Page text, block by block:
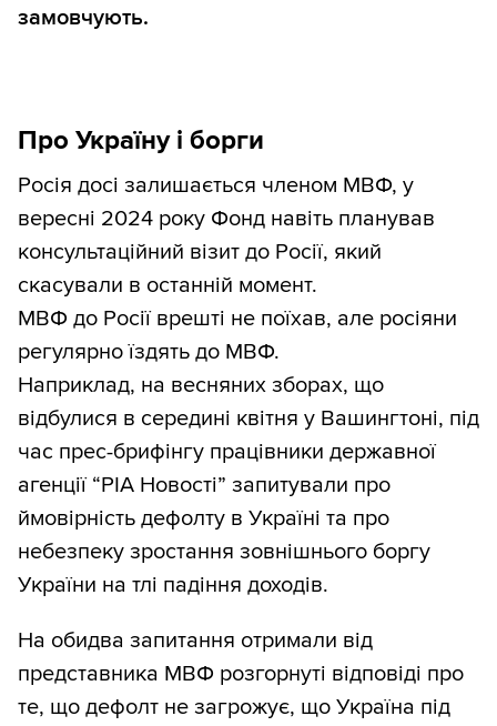
замовчують.
Про Україну і борги
Росія досі залишається членом МВФ, у
вересні 2024 року Фонд навіть планував
консультаційний візит до Росії, який
скасували в останній момент.
МВФ до Росії врешті не поїхав, але росіяни
регулярно їздять до МВФ.
Наприклад, на весняних зборах, що
відбулися в середині квітня у Вашингтоні, під
час прес-брифінгу працівники державної
агенції “РІА Новості” запитували про
ймовірність дефолту в Україні та про
небезпеку зростання зовнішнього боргу
України на тлі падіння доходів.
На обидва запитання отримали від
представника МВФ розгорнуті відповіді про
те, що дефолт не загрожує, що Україна під